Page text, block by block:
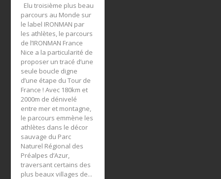
Elu troisième plus beau
parcours au Monde sur
le label IRONMAN par
les athlètes, le parcours
de l’IRONMAN France
Nice a la particularité de
proposer un tracé d’une
seule boucle digne
d’une étape du Tour de
France ! Avec 180km et
2000m de dénivelé
entre mer et montagne,
le parcours emmène les
athlètes dans le décor
sauvage du Parc
Naturel Régional des
Préalpes d’Azur,
traversant certains des
plus beaux villages de...